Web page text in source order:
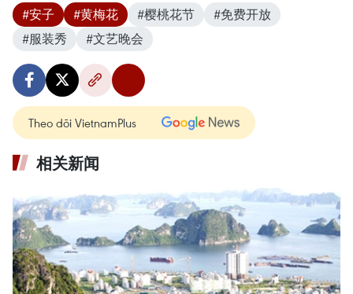
#安子 #黄梅花 #樱桃花节
#免费开放
#服装秀
#文艺晚会
Theo dõi VietnamPlus
相关新闻